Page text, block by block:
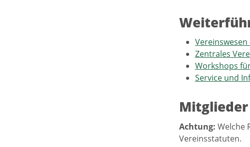
Zentrales
Workshops
Service und
Mitglieder
Achtung: Welche
Vereinsstatuten.